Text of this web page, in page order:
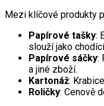
Mezi klíčové produkty
Papírové tašky:
slouží jako
Papírové sáčky:
a jiné zboží.
Kartonáž:
Roličky: Cenově